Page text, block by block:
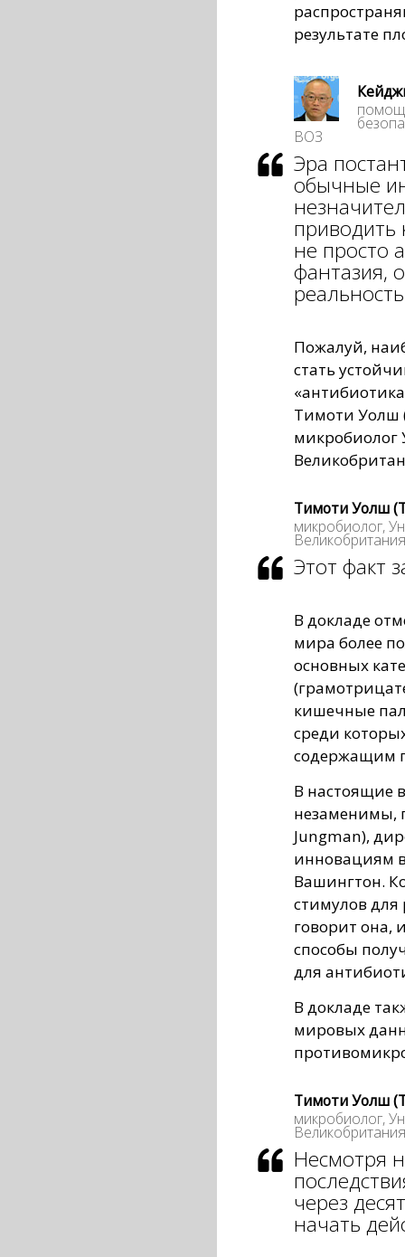
результате
ВОЗ
Эра
обычные
приводить
не просто
фантазия,
Пожалуй,
стать
Тимоти Уолш
микробиолог
Тимоти Уолш
микробиолог,
Великобритания
Этот факт
В докладе
мира более
основных
кишечные
среди
содержащим
В настоящие
незаменимы,
Jungman),
инновациям
Вашингтон.
стимулов для
говорит она,
способы
для
В докладе
мировых
Тимоти Уолш
микробиолог,
Великобритания
Несмотря
через
начать